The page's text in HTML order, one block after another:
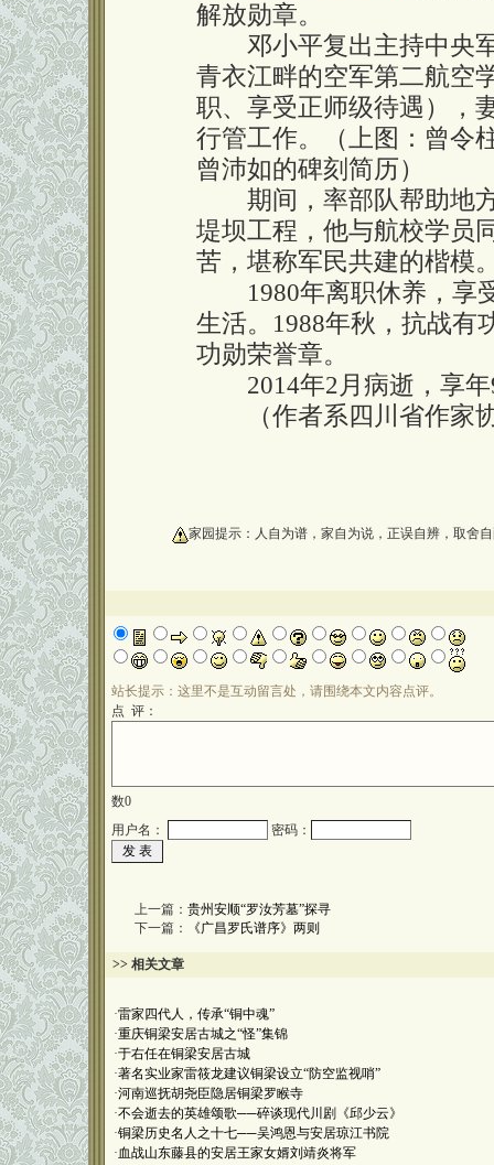
解放勋章。
邓小平复出主持中央军
青衣江畔的空军第二航空
职、享受正师级待遇），
行管工作。（上图：曾令
曾沛如的碑刻简历）
期间，率部队帮助地方
堤坝工程，他与航校学员
苦，堪称军民共建的楷模
1980年离职休养，享
生活。1988年秋，抗战有
功勋荣誉章。
2014年2月病逝，享年
（作者系四川省作家
家园提示：人自为谱，家自为说，正误自辨，取舍
站长提示：这里不是互动留言处，请围绕本文内容点评。
点 评：
数0
用户名：
密码：
上一篇： 贵州安顺“罗汝芳墓”探寻
下一篇：
《广昌罗氏谱序》两则
>> 相关文章
·雷家四代人，传承“铜中魂”
·重庆铜梁安居古城之“怪”集锦
·于右任在铜梁安居古城
·著名实业家雷筱龙建议铜梁设立“防空监视哨”
·河南巡抚胡尧臣隐居铜梁罗睺寺
·不会逝去的英雄颂歌──碎谈现代川剧《邱少云》
·铜梁历史名人之十七──吴鸿恩与安居琼江书院
·血战山东藤县的安居王家女婿刘靖炎将军